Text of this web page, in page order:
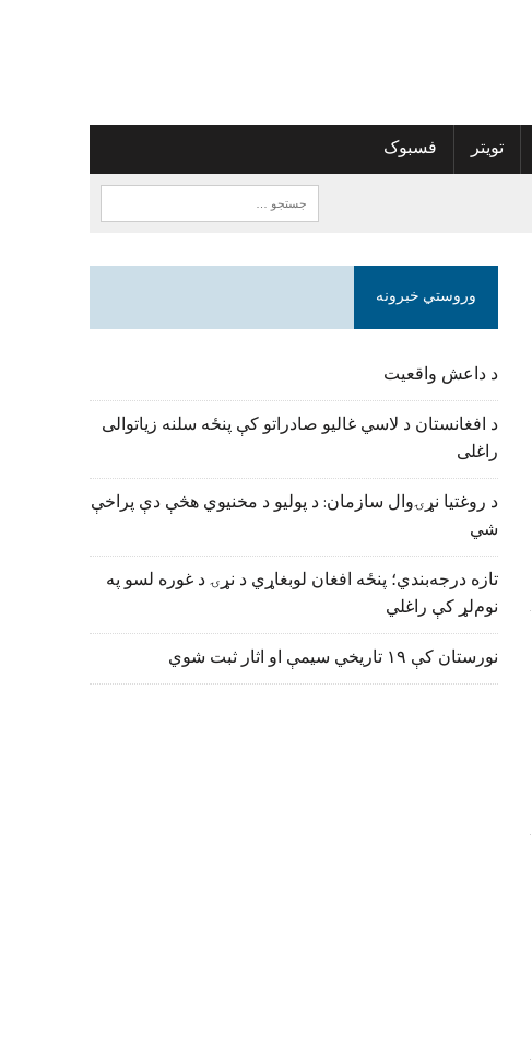
تویتر فسبوک
وروستي خبرونه
د داعش واقعیت
د افغانستان د لاسي غالیو صادراتو کې پنځه سلنه زیاتوالی
راغلی
د روغتیا نړۍوال سازمان: د پولیو د مخنیوي هڅې دې پراخې
شي
تازه درجه‌بندي؛ پنځه افغان لوبغاړي د نړۍ د غوره لسو په
نوم‌لړ کې راغلي
نورستان کې ۱۹ تاریخي سیمې او اثار ثبت شوي